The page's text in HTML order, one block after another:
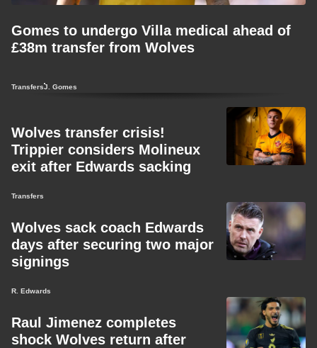
Gomes to undergo Villa medical ahead of
£38m transfer from Wolves
TransfersJ. Gomes
Wolves transfer crisis!
Trippier considers Molineux
exit after Edwards sacking
Transfers
Wolves sack coach Edwards
days after securing two major
signings
R. Edwards
Raul Jimenez completes
shock Wolves return after